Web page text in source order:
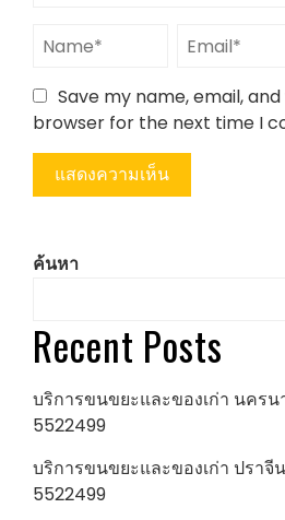
Save my name, email,
browser for the next time I
ค้นหา
Recent Posts
บริการขนขยะและของเก่า นคร
5522499
บริการขนขยะและของเก่า ปราจี
5522499